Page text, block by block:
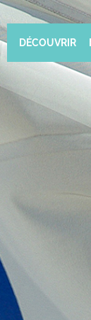
DÉCOUVRIR